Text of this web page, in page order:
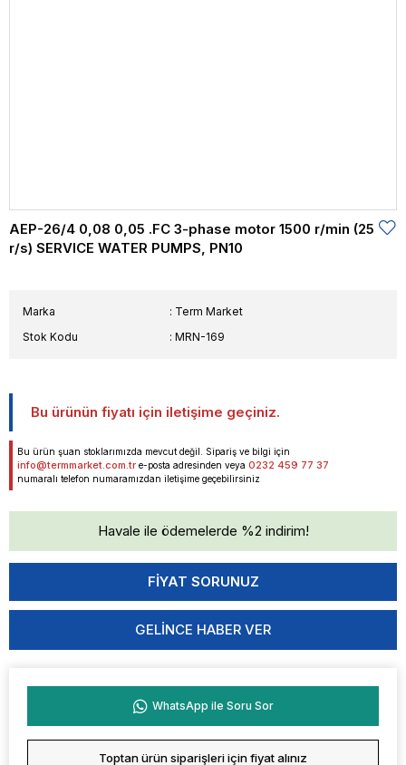
AEP-26/4 0,08 0,05 .FC 3-phase motor 1500 r/min (25
r/s) SERVICE WATER PUMPS, PN10
Marka : Term Market
Stok Kodu
MRN-169
Bu ürünün fiyatı için iletişime geçiniz.
Bu ürün şuan stoklarımızda mevcut değil. Sipariş ve bilgi için
info@termmarket.com.tr e-posta adresinden veya 0232 459 77 37
numaralı telefon numaramızdan iletişime geçebilirsiniz
Havale ile ödemelerde %2 indirim!
GELINCE HABER VER
WhatsApp ile Soru Sor
Toptan ürün siparişleri için fiyat alınız